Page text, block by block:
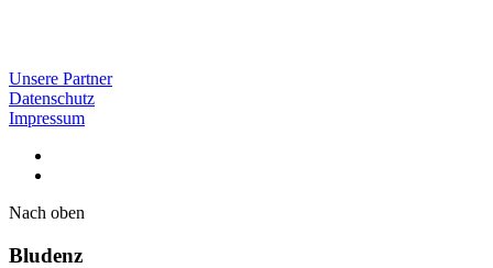
Unsere Partner
Datenschutz
Impressum
Nach oben
Bludenz